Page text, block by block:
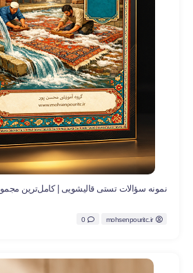
نمونه سؤالات تستی قالیشویی | کامل‌ترین
mohsenpouritc.ir
0